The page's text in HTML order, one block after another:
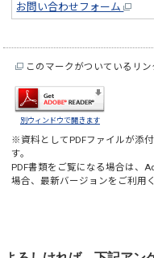
お問い合わせフォーム
このマークがついているリ
別ウィンドウで開きます
※資料としてPDFファイルが添
す。
PDF書類をご覧になる場合は、
場合、最新バージョンをご利用